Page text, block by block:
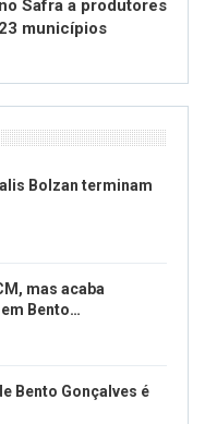
Safra a produtores
municípios
Bolzan terminam
mas acaba
Bento…
Bento Gonçalves é